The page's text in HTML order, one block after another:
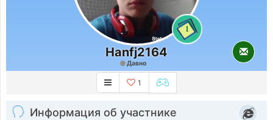
1
Hanfj2164
Давно
1
Информация об участнике